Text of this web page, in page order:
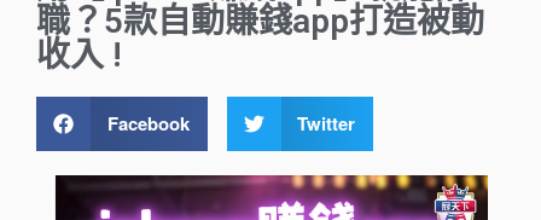
職？5款自動賺錢app打造被動
收入 !
Facebook Twitter